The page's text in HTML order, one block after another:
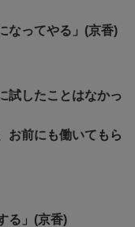
なってやる」(京香)
試したことはなかっ
お前にも働いてもら
る」(京香)